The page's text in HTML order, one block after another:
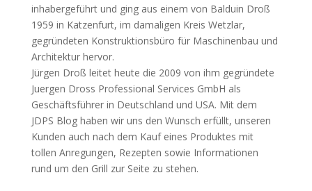
inhabergeführt und ging aus einem von Balduin Droß
1959 in Katzenfurt, im damaligen Kreis Wetzlar,
gegründeten Konstruktionsbüro für Maschinenbau und
Architektur hervor.
Jürgen Droß leitet heute die 2009 von ihm gegründete
Juergen Dross Professional Services GmbH als
Geschäftsführer in Deutschland und USA. Mit dem
JDPS Blog haben wir uns den Wunsch erfüllt, unseren
Kunden auch nach dem Kauf eines Produktes mit
tollen Anregungen, Rezepten sowie Informationen
rund um den Grill zur Seite zu stehen.